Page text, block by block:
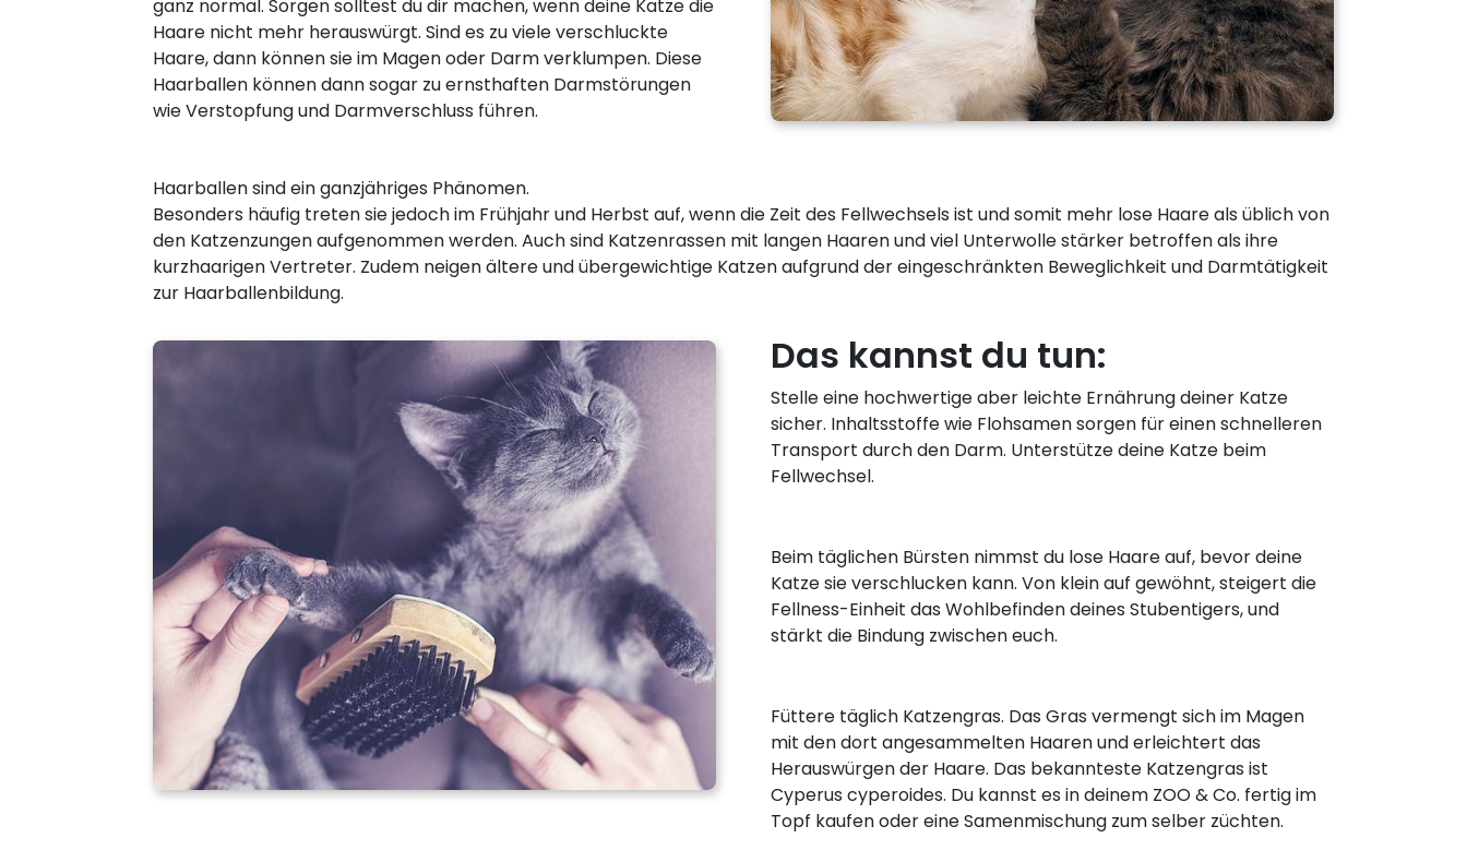
ganz normal. Sorgen solltest du dir machen, wenn deine Katze die
Haare nicht mehr herauswürgt. Sind es zu viele verschluckte
Haare, dann können sie im Magen oder Darm verklumpen. Diese
Haarballen können dann sogar zu ernsthaften Darmstörungen
wie Verstopfung und Darmverschluss führen.
Haarballen sind ein ganzjähriges Phänomen.
Besonders häufig treten sie jedoch im Frühjahr und Herbst auf, wenn die Zeit des Fellwechsels ist und somit mehr lose Haare als üblich von
den Katzenzungen aufgenommen werden. Auch sind Katzenrassen mit langen Haaren und viel Unterwolle stärker betroffen als ihre
kurzhaarigen Vertreter. Zudem neigen ältere und übergewichtige Katzen aufgrund der eingeschränkten Beweglichkeit und Darmtätigkeit
zur Haarballenbildung.
Das kannst du tun:
Stelle eine hochwertige aber leichte Ernährung deiner Katze
sicher. Inhaltsstoffe wie Flohsamen sorgen für einen schnelleren
Transport durch den Darm. Unterstütze deine Katze beim
Fellwechsel.
Beim täglichen Bürsten nimmst du lose Haare auf, bevor deine
Katze sie verschlucken kann. Von klein auf gewöhnt, steigert die
Fellness-Einheit das Wohlbefinden deines Stubentigers, und
stärkt die Bindung zwischen euch.
Füttere täglich Katzengras. Das Gras vermengt sich im Magen
mit den dort angesammelten Haaren und erleichtert das
Herauswürgen der Haare. Das bekannteste Katzengras ist
Cyperus cyperoides. Du kannst es in deinem ZOO & Co. fertig im
Topf kaufen oder eine Samenmischung zum selber züchten.